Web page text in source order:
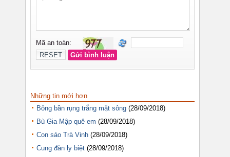
Những tin mới hơn
Bông bần rụng trắng mặt sông (28/09/2018)
Bù Gia Mập quê em (28/09/2018)
Con sáo Trà Vinh (28/09/2018)
Cung đàn ly biệt (28/09/2018)